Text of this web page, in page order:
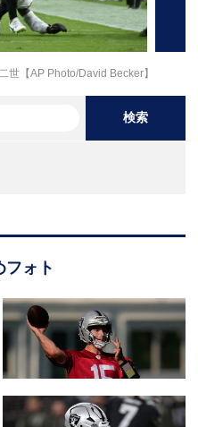
世【AP Photo/David Becker】
検索
フォト